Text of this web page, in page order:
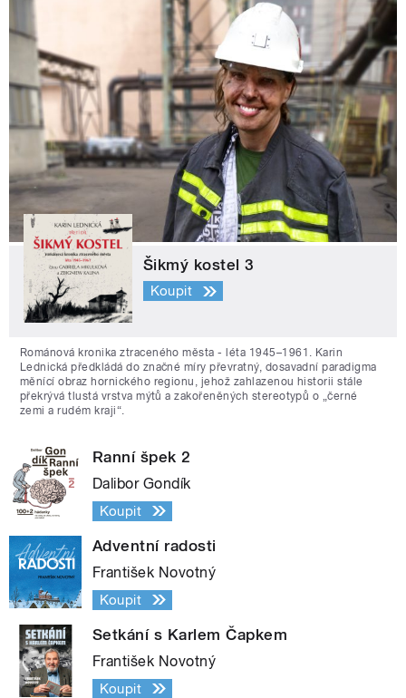
Šikmý kostel 3
Koupit
Románová kronika ztraceného města - léta 1945–1961. Karin
Lednická předkládá do značné míry převratný, dosavadní paradigma
měnící obraz hornického regionu, jehož zahlazenou historii stále
překrývá tlustá vrstva mýtů a zakořeněných stereotypů o „černé
zemi a rudém kraji“.
Ranní špek 2
Dalibor Gondík
Koupit
Adventní radosti
František Novotný
Koupit
Setkání s Karlem Čapkem
František Novotný
Koupit